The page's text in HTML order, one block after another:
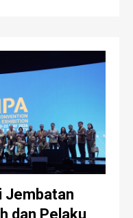
Jembatan
dan Pelaku